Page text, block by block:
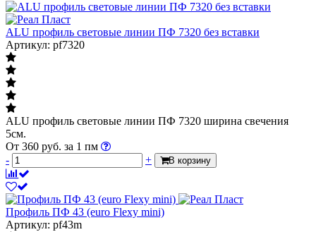
ALU профиль световые линии ПФ 7320 без вставки
Артикул: pf7320
ALU профиль световые линии ПФ 7320 ширина свечения
5см.
От 360 руб. за 1 пм
-
+ В корзину
Профиль ПФ 43 (euro Flexy mini)
Артикул: pf43m